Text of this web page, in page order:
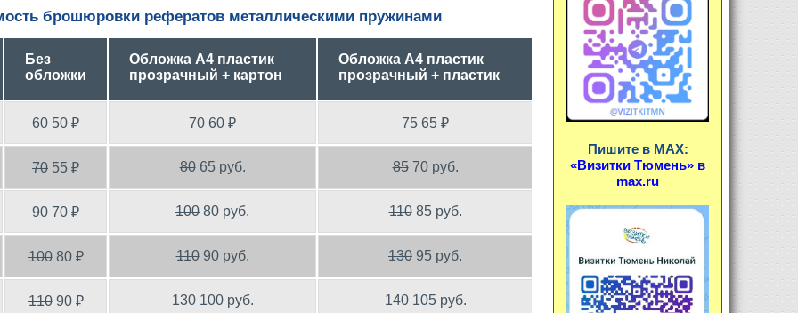
брошюровки рефератов металлическими пружинами
Без
обложки
Обложка А4 пластик
прозрачный + картон
Обложка А4 пластик
прозрачный + пластик
60 50 ₽ 70 60 ₽ 75 65 ₽
70 55 ₽ 8065 руб. 8570 руб.
90 70 ₽ 100 80 руб. 11085 руб.
10080 ₽ 11090 руб. 130 95 руб.
11090 ₽ 130100 руб. 140105 руб.
Пишите в MAX:
«Визитки Тюмень» в
max.ru